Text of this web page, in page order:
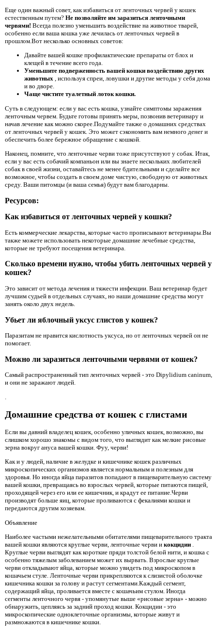
Еще один важный совет, как избавиться от ленточных червей у кошек
естественным путем? Не позволяйте им заразиться ленточными
червями! Всегда полезно уменьшить воздействие на животное тварей,
особенно если ваша кошка уже лечилась от ленточных червей в
прошлом.Вот несколько основных советов:
Давайте вашей кошке профилактические препараты от блох и
клещей в течение всего года.
Уменьшите подверженность вашей кошки воздействию других
животных , используя спреи, ловушки и другие методы у себя дома
и во дворе.
Чаще чистите туалетный лоток кошки.
Суть в следующем: если у вас есть кошка, узнайте симптомы заражения
ленточным червем. Будьте готовы принять меры, позвонив ветеринару и
начав лечение как можно скорее.Подумайте также о домашних средствах
от ленточных червей у кошек. Это может сэкономить вам немного денег и
обеспечить более бережное обращение с кошкой.
Наконец, помните, что ленточные черви тоже присутствуют у собак. Итак,
если у вас есть собачий компаньон или вы знаете нескольких любителей
собак в своей жизни, оставайтесь не менее бдительными и сделайте все
возможное, чтобы создать в своем доме чистую, свободную от животных
среду. Ваши питомцы (и ваша семья) будут вам благодарны.
Ресурсов:
Как избавиться от ленточных червей у кошки?
Есть коммерческие лекарства, которые часто прописывают ветеринары.Вы
также можете использовать некоторые домашние лечебные средства,
которые не требуют посещения ветеринара.
Сколько времени нужно, чтобы убить ленточных червей у
кошек?
Это зависит от метода лечения и тяжести инфекции. Ваш ветеринар будет
лучшим судьей в отдельных случаях, но наши домашние средства могут
занять около двух недель.
Убьет ли яблочный уксус глистов у кошек?
Паразитам не нравится кислотность уксуса, но от ленточных червей он не
помогает.
Можно ли заразиться ленточными червями от кошек?
Самый распространенный тип ленточных червей - это Dipylidium caninum,
и они не заражают людей.
Домашние средства от кошек с глистами
Если вы давний владелец кошек, особенно уличных кошек, возможно, вы
слишком хорошо знакомы с видом того, что выглядит как мелкие рисовые
зерна вокруг ануса вашей кошки. Фуу, черви!
Как и у людей, наличие в желудке и кишечнике кошек различных
микроскопических организмов является нормальным и полезным для
здоровья. Но иногда яйца паразитов попадают в пищеварительную систему
вашей кошки, превращаясь во взрослых червей, которые питаются пищей,
проходящей через его или ее кишечник, и крадут ее питание.Черви
производят больше яиц, которые проливаются с фекалиями кошки и
передаются другим хозяевам.
Объявление
Наиболее частыми нежелательными обитателями пищеварительного тракта
вашей кошки являются круглые черви, ленточные черви и кокцидии
Круглые черви выглядят как короткие пряди толстой белой нити, и кошка с
особенно тяжелым заболеванием может их вырвать. Взрослые круглые
черви откладывают яйца, которые можно увидеть под микроскопом в
кошачьем стуле. Ленточные черви прикрепляются к слизистой оболочке
кишечника кошки за голову и растут сегментами.Каждый сегмент,
содержащий яйца, проливается вместе с кошачьим стулом. Иногда
сегменты ленточного червя - упомянутые выше «рисовые зерна» - можно
обнаружить, цепляясь за задний проход кошки. Кокцидии - это
микроскопические одноклеточные организмы, которые живут и
размножаются в кишечнике кошки.